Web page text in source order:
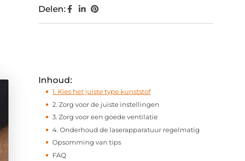
Delen:
Inhoud:
1. Kies het juiste type kunststof
2. Zorg voor de juiste instellingen
3. Zorg voor een goede ventilatie
4. Onderhoud de laserapparatuur regelmatig
Opsomming van tips
FAQ